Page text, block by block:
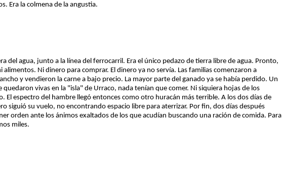
Era la colmena de la angustia.
del agua, junto a la línea del ferrocarril. Era el único pedazo de tierra libre de agua. Pronto,
Ni dinero para comprar. El dinero ya no servía. Las familias comenzaron a
y vendieron la carne a bajo precio. La mayor parte del ganado ya se había perdido. Un
vivas en la "isla" de Urraco, nada tenían que comer. Ni siquiera hojas de los
El espectro del hambre llegó entonces como otro huracán más terrible. A los dos días de
siguió su vuelo, no encontrando espacio libre para aterrizar. Por fin, dos días después
orden ante los ánimos exaltados de los que acudían buscando una ración de comida. Para
miles.